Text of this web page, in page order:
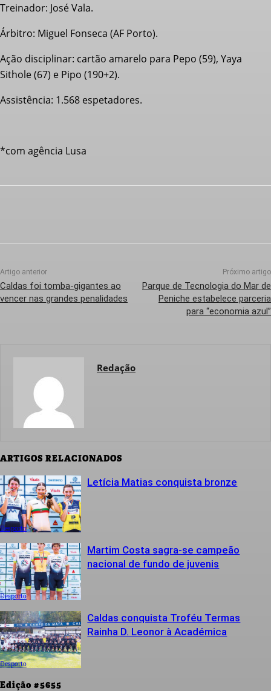
Treinador: José Vala.
Árbitro: Miguel Fonseca (AF Porto).
Ação disciplinar: cartão amarelo para Pepo (59), Yaya
Sithole (67) e Pipo (190+2).
Assistência: 1.568 espetadores.
*com agência Lusa
Artigo anterior
Caldas foi tomba-gigantes ao
vencer nas grandes penalidades
Próximo artigo
Parque de Tecnologia do Mar de
Peniche estabelece parceria
para “economia azul”
Redação
ARTIGOS RELACIONADOS
Desporto
Letícia Matias conquista bronze
Desporto
Martim Costa sagra-se campeão
nacional de fundo de juvenis
Desporto
Caldas conquista Troféu Termas
Rainha D. Leonor à Académica
Edição #5655